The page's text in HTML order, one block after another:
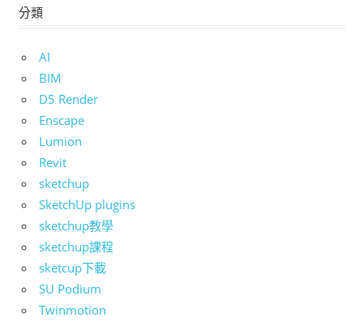
分類
AI
BIM
D5 Render
Enscape
Lumion
Revit
sketchup
SketchUp plugins
sketchup教學
sketchup課程
sketcup下載
SU Podium
Twinmotion